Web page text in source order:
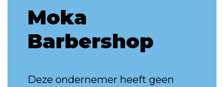
Moka
Barbershop
Deze ondernemer heeft geen